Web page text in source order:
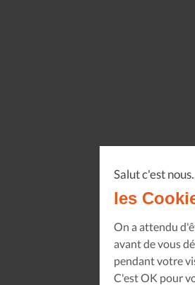
Salut c'est
les
On a attendu
avant de vous
pendant votre
C'est OK pour